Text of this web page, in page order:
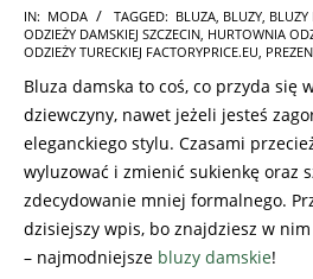
2019-
02-
IN: MODA TAGGED: BLUZA BLUZY BLUZY
ODZIEŻY DAMSKIEJ SZCZECIN HURTOWNIA
ODZIEŻY TURECKIEJ FACTORYPRICE.EU
Bluza damska to coś, co przyda się
dziewczyny, nawet jeżeli jesteś
eleganckiego stylu. Czasami
wyluzować i zmienić sukienkę oraz
zdecydowanie mniej formalnego.
dzisiejszy wpis, bo znajdziesz w
– najmodniejsze bluzy damskie!